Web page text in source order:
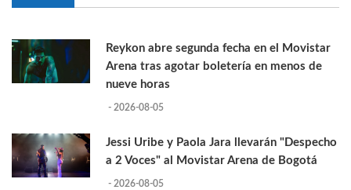
Reykon abre segunda fecha en el Movistar
Arena tras agotar boletería en menos de
nueve horas
- 2026-08-05
Jessi Uribe y Paola Jara llevarán "Despecho
a 2 Voces" al Movistar Arena de Bogotá
- 2026-08-05